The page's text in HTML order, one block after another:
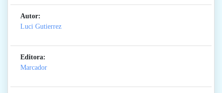
Autor:
Luci Gutierrez
Editora:
Marcador